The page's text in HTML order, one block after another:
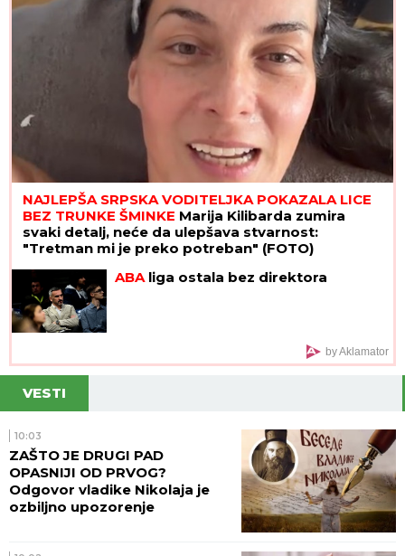
NAJLEPŠA SRPSKA VODITELJKA POKAZALA LICE
BEZ TRUNKE ŠMINKE Marija Kilibarda zumira
svaki detalj, neće da ulepšava stvarnost:
"Tretman mi je preko potreban" (FOTO)
ABAliga ostala bez direktora
by Aklamator
VESTI
10:03
ZAŠTO JE DRUGI PAD
OPASNIJI OD PRVOG?
Odgovor vladike Nikolaja je
ozbiljno upozorenje